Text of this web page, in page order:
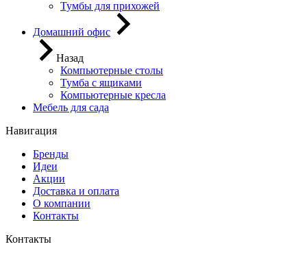
Тумбы для прихожей
Домашний офис
Назад
Компьютерные столы
Тумба с ящиками
Компьютерные кресла
Мебель для сада
Навигация
Бренды
Идеи
Акции
Доставка и оплата
О компании
Контакты
Контакты